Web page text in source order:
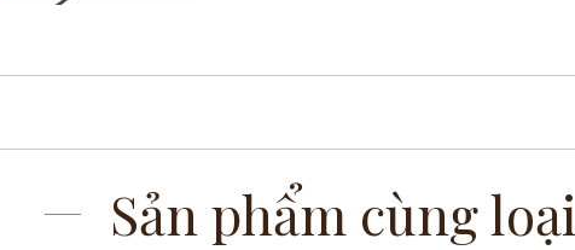
Sản phẩm cùng loại